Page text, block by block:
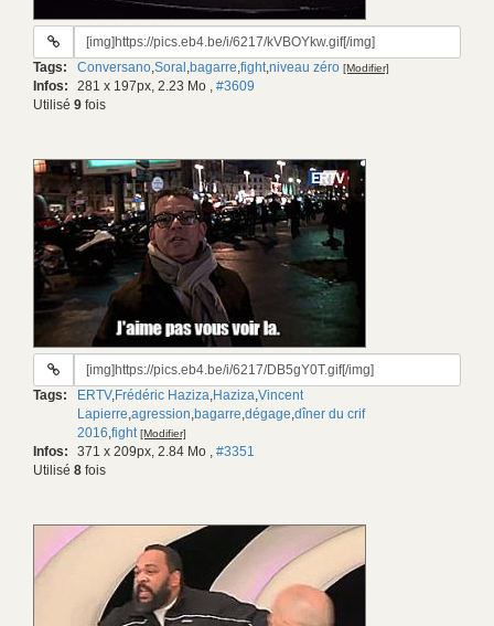
URL
gif:
Tags: Conversano,Soral ,bagarre,fight,niveau zéro [Modifier]
Infos: 281 x 197px, 2.23 Mo , #3609
Utilisé 9 fois
URL
gif:
Tags: ERTV,Frédéric Haziza,Haziza,Vincent
Lapierre,agression,bagarre,dégage,dîner du crif
2016,fight [Modifier]
Infos: 371 x 209px, 2.84 Mo , #3351
Utilisé 8 fois